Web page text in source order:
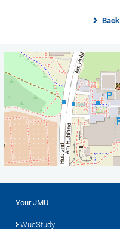
Back
Your JMU
WueStudy